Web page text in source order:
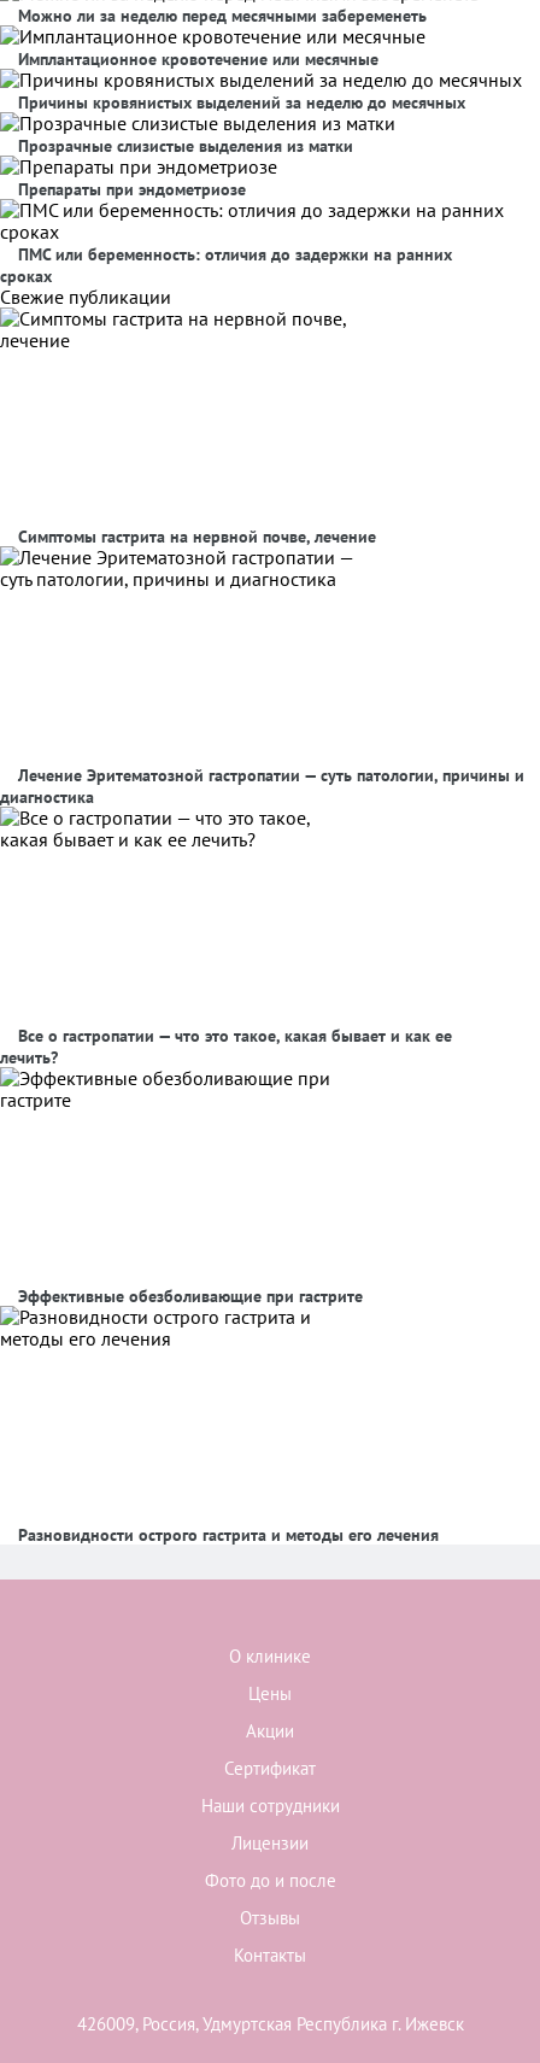
Можно ли за неделю перед месячными забеременеть
Имплантационное кровотечение или месячные
Причины кровянистых выделений за неделю до месячных
Прозрачные слизистые выделения из матки
Препараты при эндометриозе
ПМС или беременность: отличия до задержки на ранних
сроках
Свежие публикации
Симптомы гастрита на нервной почве, лечение
Лечение Эритематозной гастропатии — суть патологии, причины и
диагностика
Все о гастропатии — что это такое, какая бывает и как ее
лечить?
Эффективные обезболивающие при гастрите
Разновидности острого гастрита и методы его лечения
О клинике
Цены
Акции
Сертификат
Наши сотрудники
Лицензии
Фото до и после
Отзывы
Контакты
426009, Россия, Удмуртская Республика г. Ижевск